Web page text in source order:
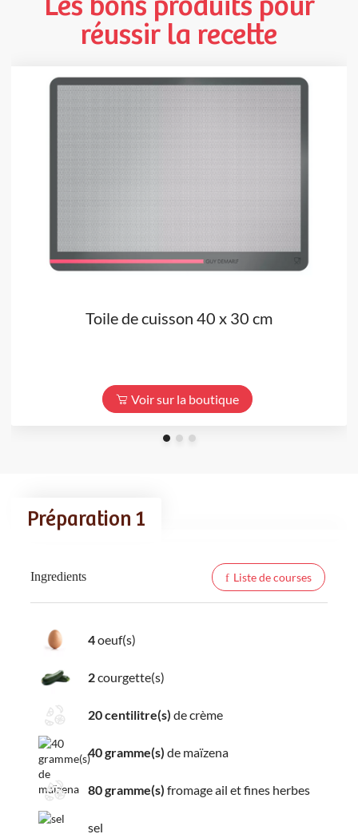
Les bons produits pour
réussir la recette
Toile de cuisson 40 x 30 cm
Voir sur la boutique
Préparation 1
Ingredients Liste de courses
4oeuf(s)
2courgette(s)
20 centilitre(s) de crème
40 gramme(s) de maïzena
80 gramme(s) fromage ail et fines herbes
sel